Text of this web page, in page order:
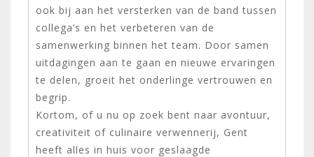
ook bij aan het versterken van de band tussen
collega’s en het verbeteren van de
samenwerking binnen het team. Door samen
uitdagingen aan te gaan en nieuwe ervaringen
te delen, groeit het onderlinge vertrouwen en
begrip.
Kortom, of u nu op zoek bent naar avontuur,
creativiteit of culinaire verwennerij, Gent
heeft alles in huis voor geslaagde